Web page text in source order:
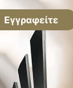
Εγγραφείτε